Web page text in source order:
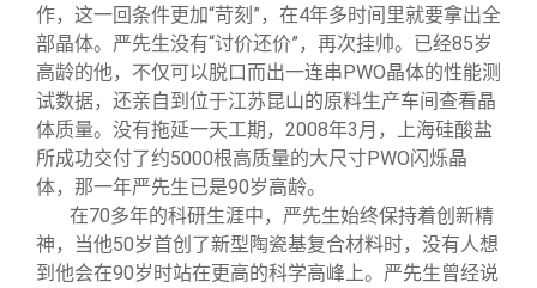
作，这一回条件更加“苛刻”，在4年多时间里就要拿出全
部晶体。严先生没有“讨价还价”，再次挂帅。已经85岁
高龄的他，不仅可以脱口而出一连串PWO晶体的性能测
试数据，还亲自到位于江苏昆山的原料生产车间查看晶
体质量。没有拖延一天工期，2008年3月，上海硅酸盐
所成功交付了约5000根高质量的大尺寸PWO闪烁晶
体，那一年严先生已是90岁高龄。
在70多年的科研生涯中，严先生始终保持着创新精
神，当他50岁首创了新型陶瓷基复合材料时，没有人想
到他会在90岁时站在更高的科学高峰上。严先生曾经说